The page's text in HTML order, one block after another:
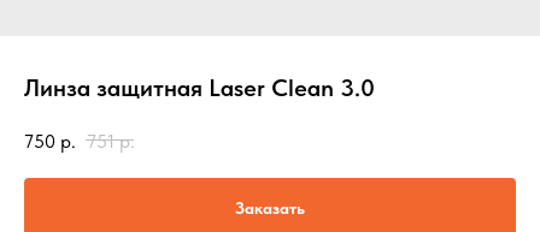
Линза защитная Laser Clean 3.0
750 р. 751 р.
Заказать